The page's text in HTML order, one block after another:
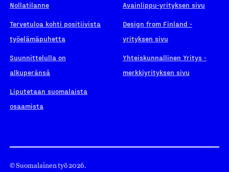
Nollatilanne
Tervetuloa kohti positiivista
työelämäpuhetta
Suunnittelulla on
alkuperänsä
Liputetaan suomalaista
osaamista
Avainlippu-yrityksen sivu
Design from Finland -
yrityksen sivu
Yhteiskunnallinen Yritys -
merkkiyrityksen sivu
© Suomalainen työ 2026.